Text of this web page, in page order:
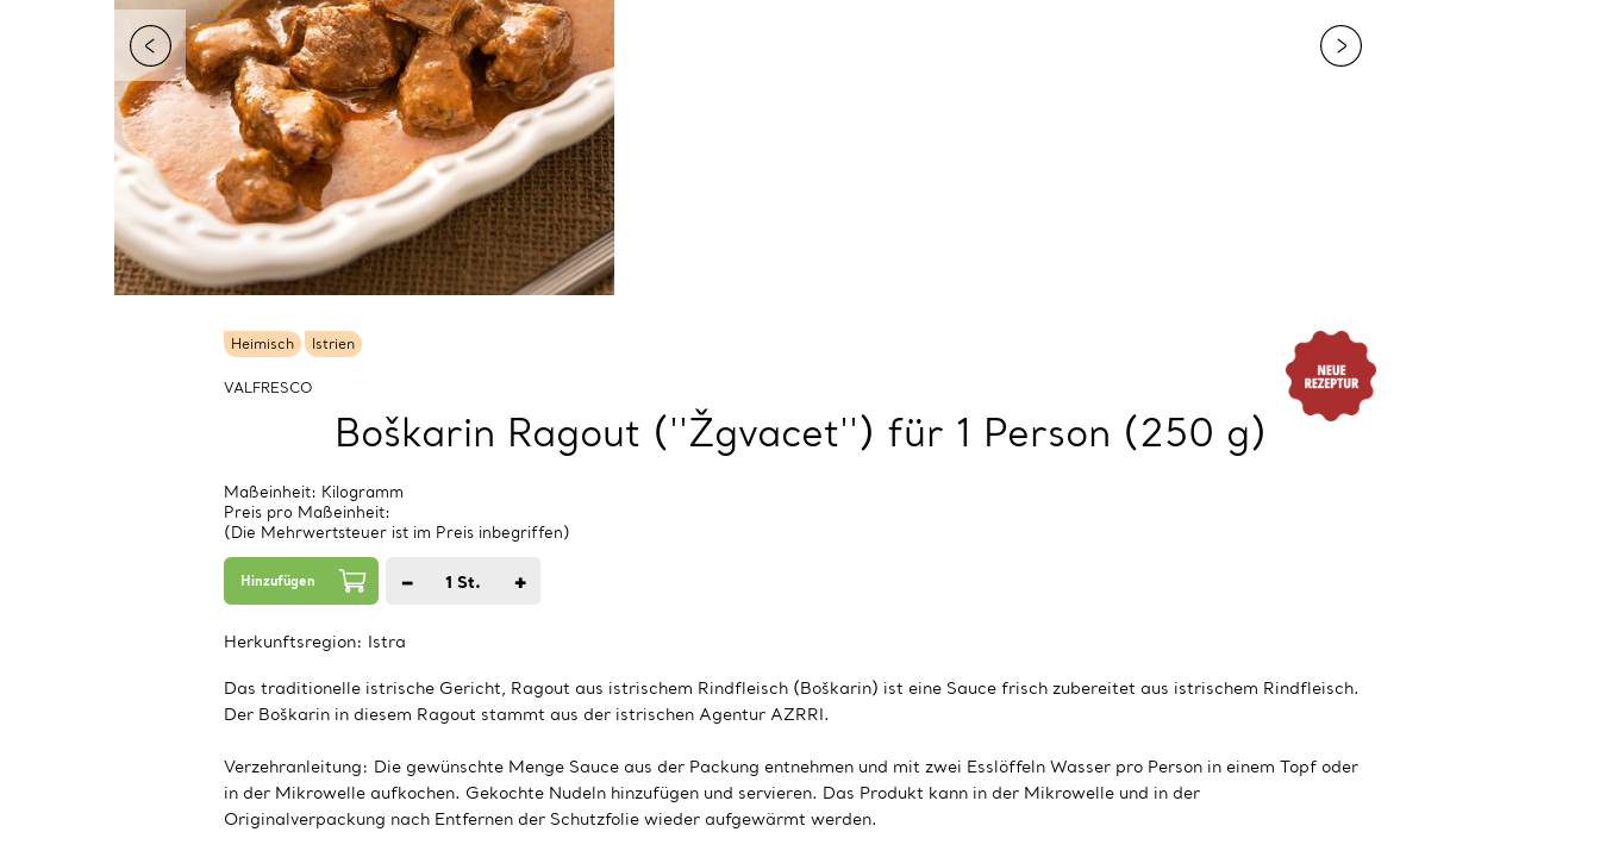
Heimisch Istrien
VALFRESCO
Boškarin Ragout (''Žgvacet'') für 1 Person (250 g)
Maßeinheit: Kilogramm
Preis pro Maßeinheit:
(Die Mehrwertsteuer ist im Preis inbegriffen)
Hinzufügen − 1 St. +
Herkunftsregion: Istra
Das traditionelle istrische Gericht, Ragout aus istrischem Rindfleisch (Boškarin) ist eine Sauce frisch zubereitet aus istrischem Rindfleisch.
Der Boškarin in diesem Ragout stammt aus der istrischen Agentur AZRRI.
Verzehranleitung: Die gewünschte Menge Sauce aus der Packung entnehmen und mit zwei Esslöffeln Wasser pro Person in einem Topf oder
in der Mikrowelle aufkochen. Gekochte Nudeln hinzufügen und servieren. Das Produkt kann in der Mikrowelle und in der
Originalverpackung nach Entfernen der Schutzfolie wieder aufgewärmt werden.